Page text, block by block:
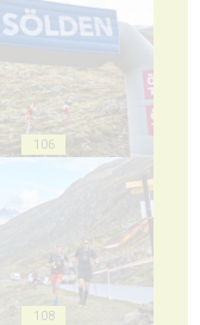
106
108